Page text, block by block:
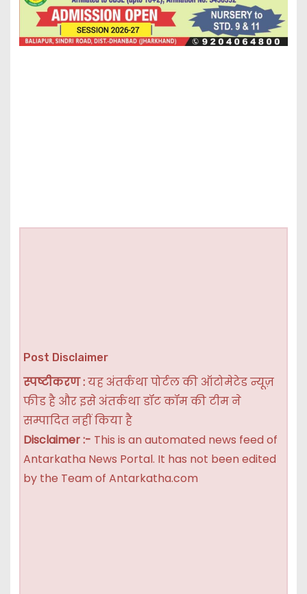
Post Disclaimer
स्पष्टीकरण :यह अंतर्कथा पोर्टल की ऑटोमेटेड न्यूज़
फीड है और इसे अंतर्कथा डॉट कॉम की टीम ने
सम्पादित नहीं किया है
Disclaimer :- This is an automated news feed of
Antarkatha News Portal. It has not been edited
by the Team of Antarkatha.com